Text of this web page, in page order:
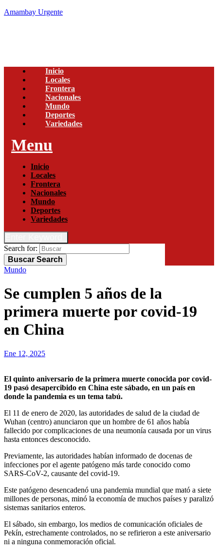
Amambay Urgente
Inicio
Locales
Frontera
Nacionales
Mundo
Deportes
Variedades
Menu
Inicio
Locales
Frontera
Nacionales
Mundo
Deportes
Variedades
Search for:
Buscar Search
Mundo
Se cumplen 5 años de la
primera muerte por covid-19
en China
Ene 12, 2025
El quinto aniversario de la primera muerte conocida por covid-
19 pasó desapercibido en China este sábado, en un país en
donde la pandemia es un tema tabú.
El 11 de enero de 2020, las autoridades de salud de la ciudad de
Wuhan (centro) anunciaron que un hombre de 61 años había
fallecido por complicaciones de una neumonía causada por un virus
hasta entonces desconocido.
Previamente, las autoridades habían informado de docenas de
infecciones por el agente patógeno más tarde conocido como
SARS-CoV-2, causante del covid-19.
Este patógeno desencadenó una pandemia mundial que mató a siete
millones de personas, minó la economía de muchos países y paralizó
sistemas sanitarios enteros.
El sábado, sin embargo, los medios de comunicación oficiales de
Pekín, estrechamente controlados, no se refirieron a este aniversario
ni a ninguna conmemoración oficial.